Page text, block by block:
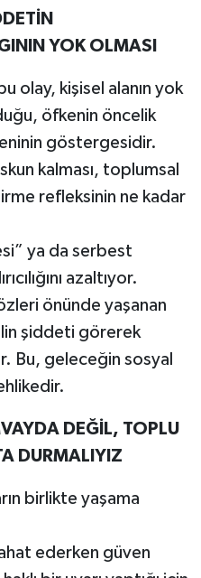
YOK OLMASI
olay, kişisel alanın yok
öfkenin öncelik
göstergesidir.
kalması, toplumsal
refleksinin ne kadar
ya da serbest
azaltıyor.
önünde yaşanan
şiddeti görerek
Bu, geleceğin sosyal
DEĞİL, TOPLU
DURMALIYIZ
birlikte yaşama
ederken güven